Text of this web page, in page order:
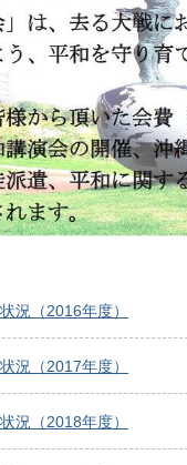
況（2016年度）
況（2017年度）
況（2018年度）